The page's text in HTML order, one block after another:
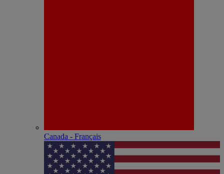
Canada - Français